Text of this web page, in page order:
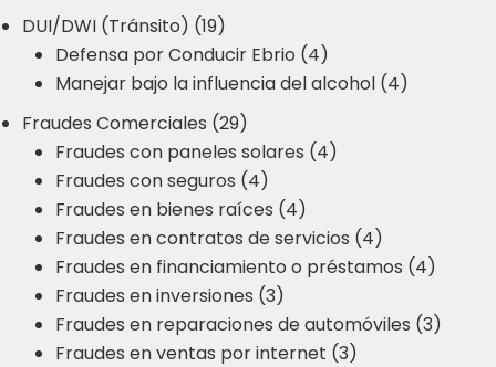
DUI/DWI (Tránsito) (19)
Defensa por Conducir Ebrio (4)
Manejar bajo la influencia del alcohol (4)
Fraudes Comerciales (29)
Fraudes con paneles solares (4)
Fraudes con seguros (4)
Fraudes en bienes raíces (4)
Fraudes en contratos de servicios (4)
Fraudes en financiamiento o préstamos (4)
Fraudes en inversiones (3)
Fraudes en reparaciones de automóviles (3)
Fraudes en ventas por internet (3)